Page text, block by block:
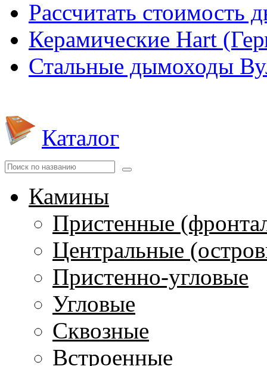
Рассчитать стоимость
Керамические Hart
Стальные дымоходы
Каталог
Камины
Пристенные
Центральные
Пристенно-угловые
Угловые
Сквозные
Встроенные